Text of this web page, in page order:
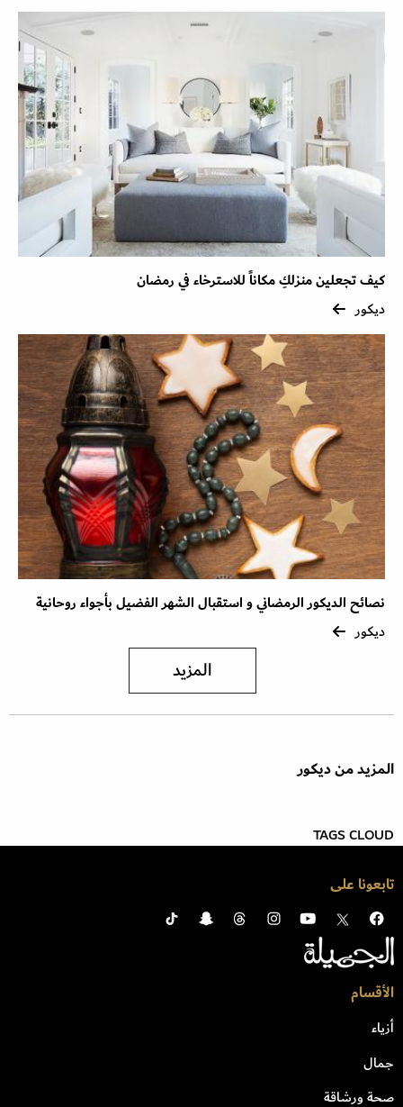
كيف تجعلين منزلكِ مكاناً للاسترخاء في رمضان
ديكور
نصائح الديكور الرمضاني و استقبال الشهر الفضيل بأجواء روحانية
ديكور
المزيد
المزيد من ديكور
TAGS CLOUD
تابعونا على
الأقسام
أزياء
جمال
صحة ورشاقة